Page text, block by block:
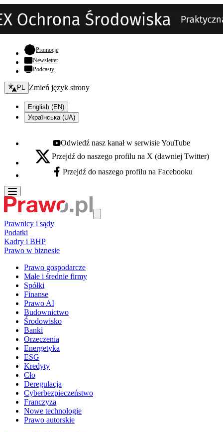
Promocje- otwiera się w nowej karcie
Newsletter
Podcasty
Zmień język - bieżący:
PL Zmień język strony
English (EN)
Українська (UA)
Youtube - otwiera się w nowej karcie
Odwiedź nasz kanał w serwisie YouTube
X - otwiera się w nowej karcie
Przejdź do naszego profilu na X (dawniej Twitter)
Facebook - otwiera się w nowej karcie
Przejdź do naszego profilu na Facebooku
Prawnicy i sądy
Podatki
Kadry i BHP
Prawo w biznesie
Prawo gospodarcze
Małe i średnie firmy
Spółki
Finanse
Prawo AI
Budownictwo
Środowisko
Banki
Orzeczenia
Energetyka
ESG
Kredyty
Cło
Deregulacja
Cyberbezpieczeństwo
Franczyza
Nowe technologie
Prawo autorskie